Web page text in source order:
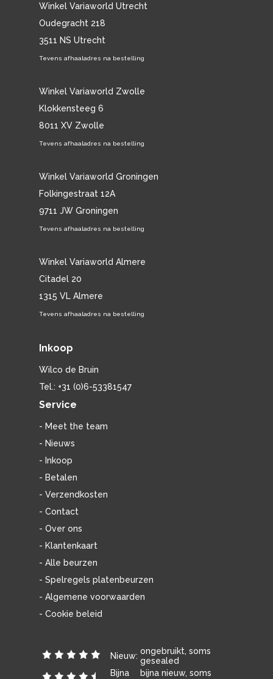
Winkel Variaworld Utrecht
Oudegracht 218
3511 NS Utrecht
Tevens afhaaladres na bestelling
Winkel Variaworld Zwolle
Klokkensteeg 6
8011 XV Zwolle
Tevens afhaaladres na bestelling
Winkel Variaworld Groningen
Folkingestraat 12A
9711 JW Groningen
Tevens afhaaladres na bestelling
Winkel Variaworld Almere
Citadel 20
1315 VL Almere
Tevens afhaaladres na bestelling
Inkoop
Wilco de Bruin
Tel.: +31 (0)6-53381547
Service
- Meet the team
- Nieuws
- Inkoop
- Betalen
- Verzendkosten
- Contact
- Over ons
- Klantenkaart
- Alle beurzen
- Spelregels platenbeurzen
- Algemene voorwaarden
- Cookie beleid
Nieuw: ongebruikt, soms
gesealed
Bijna
bijna nieuw, soms